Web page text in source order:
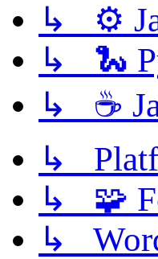
↳ ⚙️
↳ 🐍
↳ ☕
↳
↳ 🧩
↳